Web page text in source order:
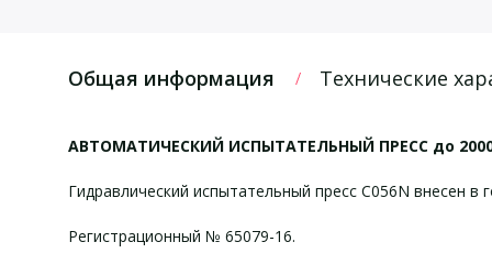
Общая информация Технические
АВТОМАТИЧЕСКИЙ ИСПЫТАТЕЛЬНЫЙ ПРЕСС до
Гидравлический испытательный пресс С056N внесен в
Регистрационный № 65079-16.